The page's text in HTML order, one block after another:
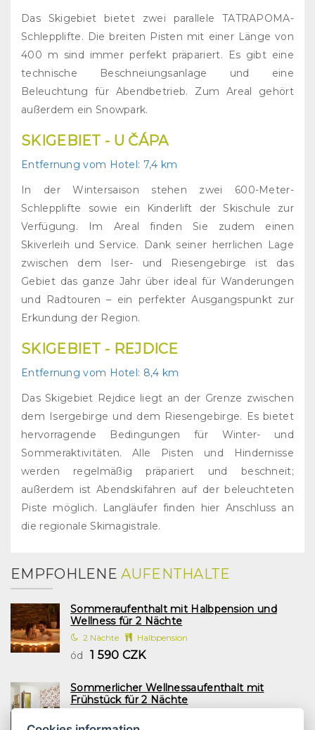
Das Skigebiet bietet zwei parallele TATRAPOMA-
Schlepplifte. Die breiten Pisten mit einer Länge von
400 m sind immer perfekt präpariert. Es gibt eine
technische Beschneiungsanlage und eine
Beleuchtung für Abendbetrieb. Zum Areal gehört
außerdem ein Snowpark.
SKIGEBIET - U ČÁPA
Entfernung vom Hotel: 7,4 km
In der Wintersaison stehen zwei 600-Meter-
Schlepplifte sowie ein Kinderlift der Skischule zur
Verfügung. Im Areal finden Sie zudem einen
Skiverleih und Service. Dank seiner herrlichen Lage
zwischen dem Iser- und Riesengebirge ist das
Gebiet das ganze Jahr über ideal für Wanderungen
und Radtouren – ein perfekter Ausgangspunkt zur
Erkundung der Region.
SKIGEBIET - REJDICE
Entfernung vom Hotel: 8,4 km
Das Skigebiet Rejdice liegt an der Grenze zwischen
dem Isergebirge und dem Riesengebirge. Es bietet
hervorragende Bedingungen für Winter- und
Sommeraktivitäten. Alle Pisten und Hindernisse
werden regelmäßig präpariert und beschneit;
außerdem ist Abendskifahren auf der beleuchteten
Piste möglich. Langläufer finden hier Anschluss an
die regionale Skimagistrale.
EMPFOHLENEAUFENTHALTE
Sommeraufenthalt mit Halbpension und
Wellness für 2 Nächte
2 Nächte Halbpension
ód 1 590 CZK
Sommerlicher Wellnessaufenthalt mit
Frühstück für 2 Nächte